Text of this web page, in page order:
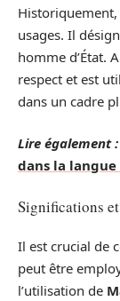
usages. Il
homme d’État.
respect et est
dans un cadre
Lire également :
dans la
Significations
Il est crucial de
peut être
l’utilisation de